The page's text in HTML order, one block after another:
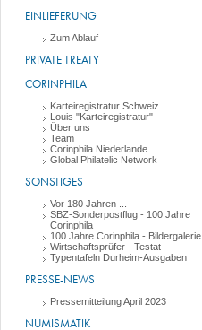
EINLIEFERUNG
Zum Ablauf
PRIVATE TREATY
CORINPHILA
Karteiregistratur Schweiz
Louis "Karteiregistratur"
Über uns
Team
Corinphila Niederlande
Global Philatelic Network
SONSTIGES
Vor 180 Jahren ...
SBZ-Sonderpostflug - 100 Jahre
Corinphila
100 Jahre Corinphila - Bildergalerie
Wirtschaftsprüfer - Testat
Typentafeln Durheim-Ausgaben
PRESSE-NEWS
Pressemitteilung April 2023
NUMISMATIK